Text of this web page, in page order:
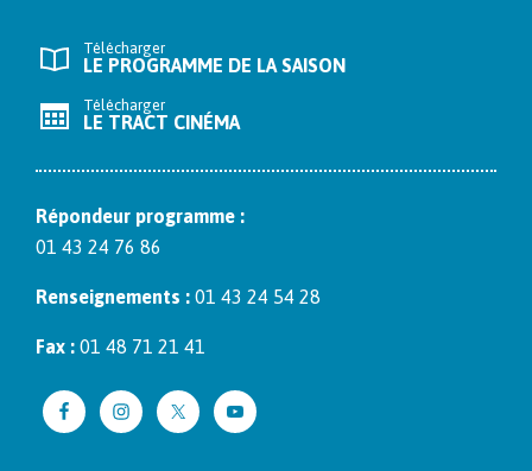
Télécharger
LE PROGRAMME DE LA SAISON
Télécharger
LE TRACT CINÉMA
Répon­deur pro­gramme :
01 43 24 76 86
Ren­seigne­ments : 01 43 24 54 28
Fax : 01 48 71 21 41